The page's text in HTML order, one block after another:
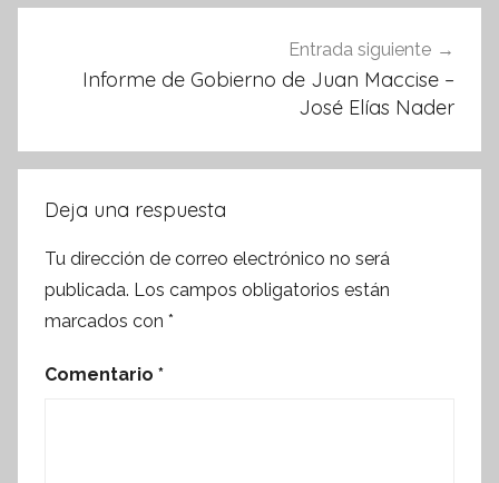
Entrada siguiente
Informe de Gobierno de Juan Maccise –
José Elías Nader
Deja una respuesta
Tu dirección de correo electrónico no será
publicada. Los campos obligatorios están
marcados con *
Comentario *